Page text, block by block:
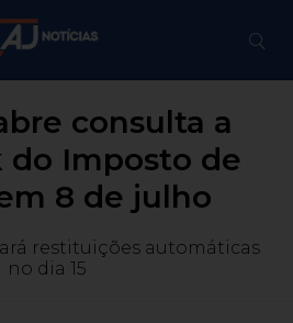
consulta a
do Imposto de
8 de julho
restituições automáticas
no dia 15